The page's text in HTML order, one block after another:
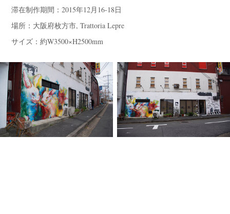
滞在制作期間：2015年12月16-18日
場所：大阪府枚方市, Trattoria Lepre
サイズ：約W3500×H2500mm